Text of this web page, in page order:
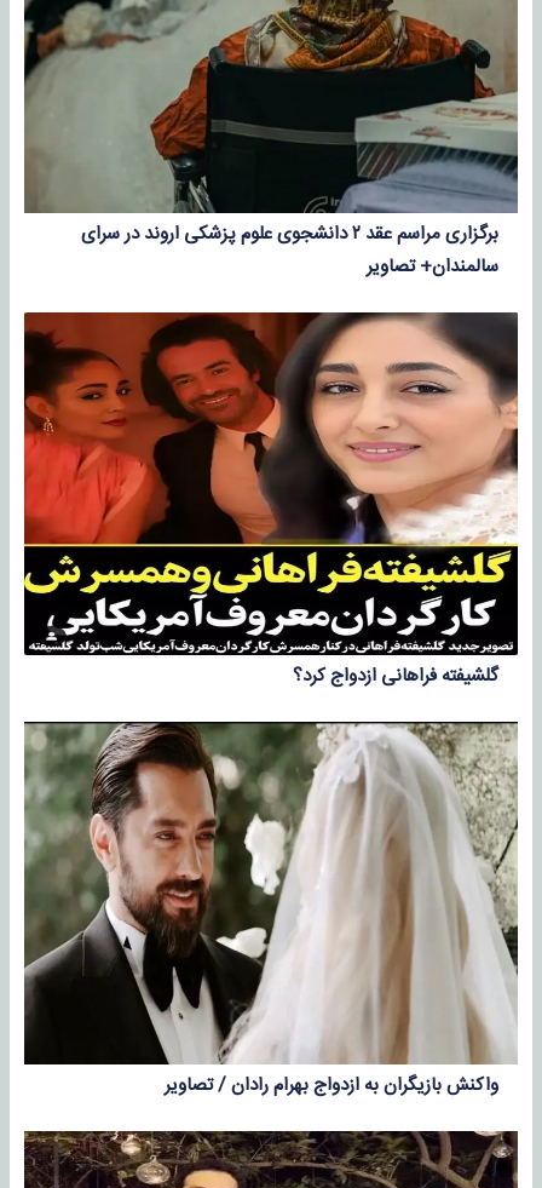
برگزاری مراسم عقد ۲ دانشجوی علوم پزشکی اروند در سرای
سالمندان+ تصاویر
گلشیفته فراهانی ازدواج کرد؟
واکنش بازیگران به ازدواج بهرام رادان / تصاویر